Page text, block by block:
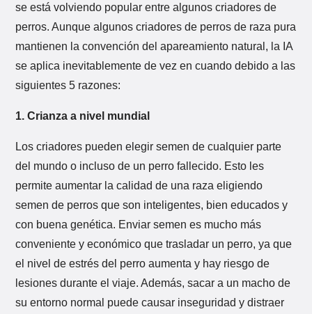
se está volviendo popular entre algunos criadores de
perros. Aunque algunos criadores de perros de raza pura
mantienen la convención del apareamiento natural, la IA
se aplica inevitablemente de vez en cuando debido a las
siguientes 5 razones:
1. Crianza a nivel mundial
Los criadores pueden elegir semen de cualquier parte
del mundo o incluso de un perro fallecido. Esto les
permite aumentar la calidad de una raza eligiendo
semen de perros que son inteligentes, bien educados y
con buena genética. Enviar semen es mucho más
conveniente y económico que trasladar un perro, ya que
el nivel de estrés del perro aumenta y hay riesgo de
lesiones durante el viaje. Además, sacar a un macho de
su entorno normal puede causar inseguridad y distraer